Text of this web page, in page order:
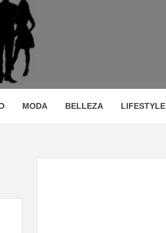
DE
MODA BELLEZA LIFESTYLE